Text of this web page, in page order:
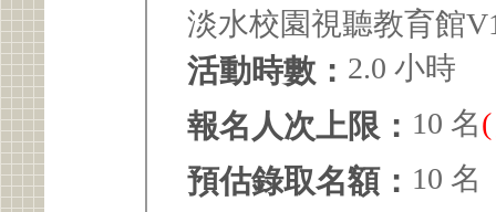
淡水校園視聽教育館
活動時數： 2.0 小時
報名人次上限： 10 名
預估錄取名額： 10 名